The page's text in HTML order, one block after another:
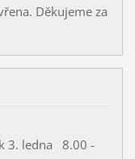
Děkujeme za
3. ledna 8.00 -